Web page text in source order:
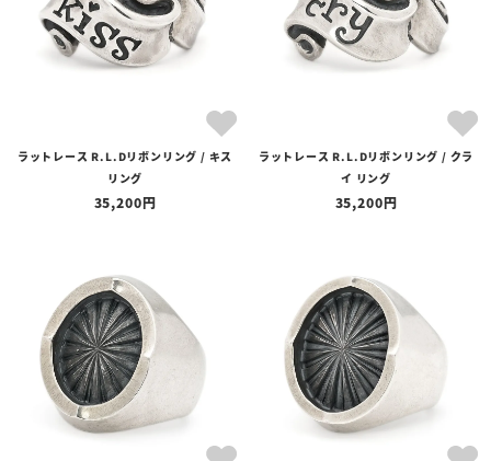
ラットレース R.L.Dリボンリング / キス
リング
35,200
ラットレース R.L.Dリボンリング / クラ
イ リング
35,200